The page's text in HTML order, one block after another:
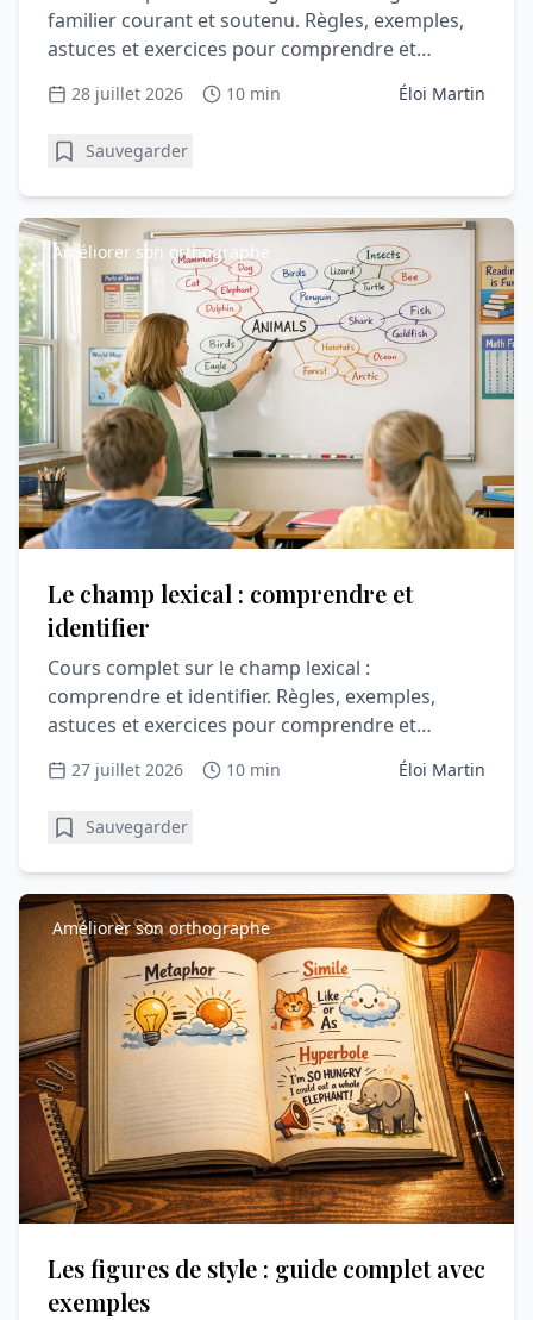
familier courant et soutenu. Règles, exemples,
astuces et exercices pour comprendre et
28 juillet 2026 10 min Éloi Martin
Sauvegarder
Améliorer son orthographe
Le champ lexical : comprendre et
identifier
Cours complet sur le champ lexical :
comprendre et identifier. Règles, exemples,
astuces et exercices pour comprendre et
27 juillet 2026 10 min Éloi Martin
Sauvegarder
Améliorer son orthographe
Les figures de style : guide complet avec
exemples